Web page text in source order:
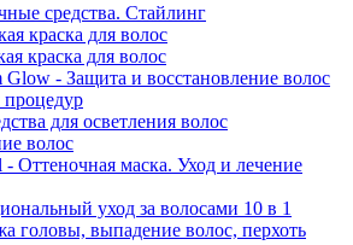
средства. Стайлинг
краска для волос
краска для волос
- Защита и восстановление волос
для осветления волос
волос
- Оттеночная маска. Уход и лечение
уход за волосами 10 в 1
головы, выпадение волос, перхоть